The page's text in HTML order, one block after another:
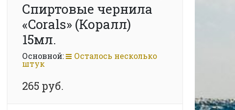
Спиртовые чернила
«Corals» (Коралл)
15мл.
Основной: Осталось несколько
штук
265 руб.